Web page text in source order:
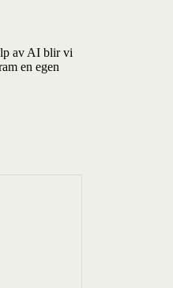
av AI blir vi
en egen